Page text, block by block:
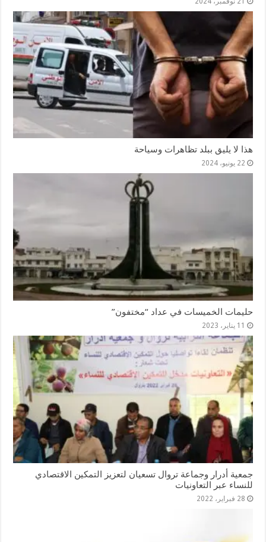
هذا لا يليق ببلد تظاهرات وسياحة
22 يونيو، 2024
حليمات الخميسات في عداد “مختفون”
11 يناير، 2023
جمعية أدرار وجماعة تروال تسعيان لتعزيز التمكين الاقتصادي
للنساء عبر التعاونيات
28 فبراير، 2022